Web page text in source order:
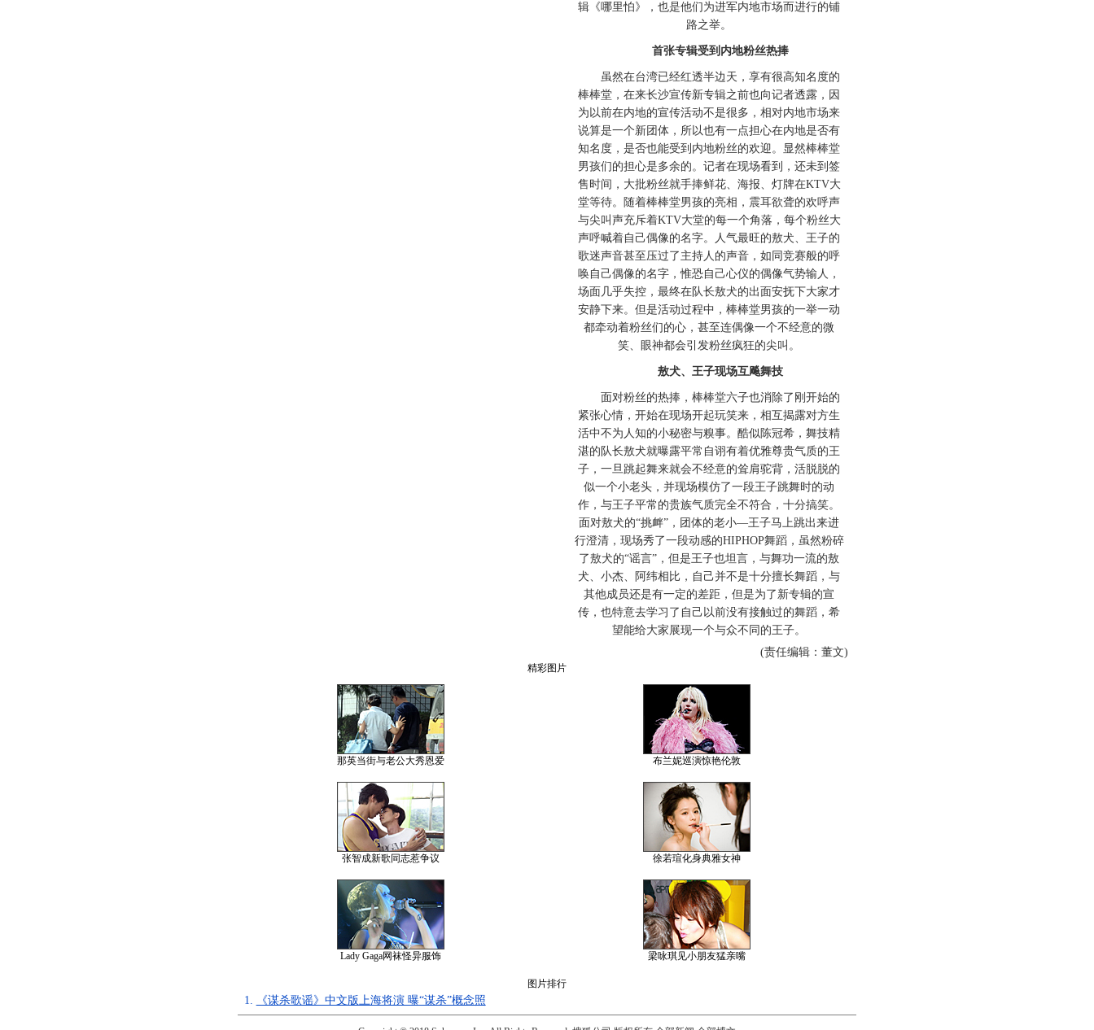
辑《哪里怕》，也是他们为进军内地市场而进行的铺
路之举。
首张专辑受到内地粉丝热捧
虽然在台湾已经红透半边天，享有很高知名度的
棒棒堂，在来长沙宣传新专辑之前也向记者透露，因
为以前在内地的宣传活动不是很多，相对内地市场来
说算是一个新团体，所以也有一点担心在内地是否有
知名度，是否也能受到内地粉丝的欢迎。显然棒棒堂
男孩们的担心是多余的。记者在现场看到，还未到签
售时间，大批粉丝就手捧鲜花、海报、灯牌在KTV大
堂等待。随着棒棒堂男孩的亮相，震耳欲聋的欢呼声
与尖叫声充斥着KTV大堂的每一个角落，每个粉丝大
声呼喊着自己偶像的名字。人气最旺的敖犬、王子的
歌迷声音甚至压过了主持人的声音，如同竞赛般的呼
唤自己偶像的名字，惟恐自己心仪的偶像气势输人，
场面几乎失控，最终在队长敖犬的出面安抚下大家才
安静下来。但是活动过程中，棒棒堂男孩的一举一动
都牵动着粉丝们的心，甚至连偶像一个不经意的微
笑、眼神都会引发粉丝疯狂的尖叫。
敖犬、王子现场互飚舞技
面对粉丝的热捧，棒棒堂六子也消除了刚开始的
紧张心情，开始在现场开起玩笑来，相互揭露对方生
活中不为人知的小秘密与糗事。酷似陈冠希，舞技精
湛的队长敖犬就曝露平常自诩有着优雅尊贵气质的王
子，一旦跳起舞来就会不经意的耸肩驼背，活脱脱的
似一个小老头，并现场模仿了一段王子跳舞时的动
作，与王子平常的贵族气质完全不符合，十分搞笑。
面对敖犬的“挑衅”，团体的老小—王子马上跳出来进
行澄清，现场秀了一段动感的HIPHOP舞蹈，虽然粉碎
了敖犬的“谣言”，但是王子也坦言，与舞功一流的敖
犬、小杰、阿纬相比，自己并不是十分擅长舞蹈，与
其他成员还是有一定的差距，但是为了新专辑的宣
传，也特意去学习了自己以前没有接触过的舞蹈，希
望能给大家展现一个与众不同的王子。
(责任编辑：董文)
精彩图片
那英当街与老公大秀恩爱 布兰妮巡演惊艳伦敦
张智成新歌同志惹争议 徐若瑄化身典雅女神
Lady Gaga网袜怪异服饰 梁咏琪见小朋友猛亲嘴
图片排行
1. 《谋杀歌谣》中文版上海将演 曝“谋杀”概念照